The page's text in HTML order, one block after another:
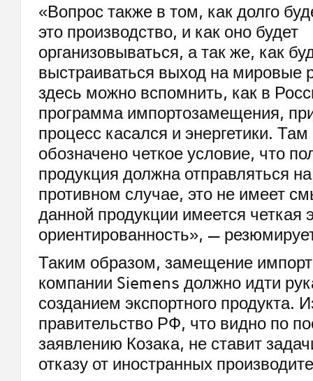
«Вопрос также в том, как долго
это производство, и как оно будет
организовываться, а так же, как
выстраиваться выход на мировые
здесь можно вспомнить, как в
программа импортозамещения,
процесс касался и энергетики.
обозначено четкое условие, что
продукция должна отправляться
противном случае, это не имеет
данной продукции имеется четкая
ориентированность», —
Таким образом, замещение
компании Siemens должно идти
созданием экспортного продукта.
правительство РФ, что видно по
заявлению Козака, не ставит
отказу от иностранных